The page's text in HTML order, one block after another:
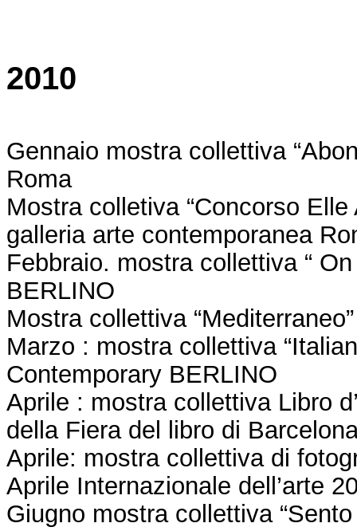
2010
Gennaio mostra collettiva
Roma
Mostra colletiva “Concorso
galleria arte contemporanea
Febbraio. mostra collettiva “
BERLINO
Mostra collettiva
Marzo : mostra collettiva
Contemporary BERLINO
Aprile : mostra collettiva Libro
della Fiera del libro di
Aprile: mostra collettiva di
Aprile Internazionale dell’arte
Giugno mostra collettiva